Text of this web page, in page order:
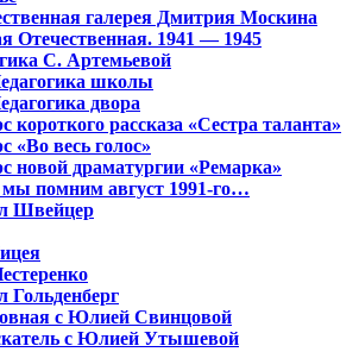
галерея Дмитрия Москина
Отечественная. 1941 — 1945
С. Артемьевой
школы
двора
короткого рассказа «Сестра таланта»
«Во весь голос»
новой драматургии «Ремарка»
помним август 1991-го…
Швейцер
Гольденберг
с Юлией Свинцовой
с Юлией Утышевой